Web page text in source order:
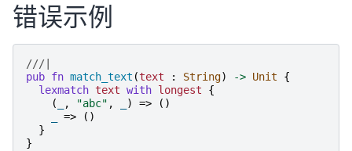
错误示例
///|
pub fn match_text (text : String) -> Unit
{
lexmatch text with longest
{
(
, "abc" , ) =>
()
=>
()
}
}